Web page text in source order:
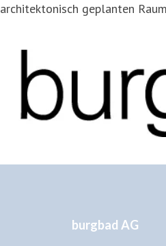
architektonisch geplanten
burgbad AG